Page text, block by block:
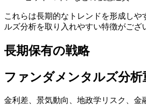
これらは長期的なトレンドを形成しや
ルズ分析を取り入れやすい特徴がござ
長期保有の戦略
ファンダメンタルズ分析
金利差、景気動向、地政学リスク、金